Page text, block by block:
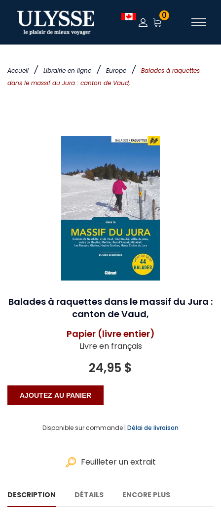
Accueil / Librairie en ligne / Europe /
Balades à raquettes
dans le massif du Jura : canton de Vaud,
0
Balades à raquettes dans le massif du Jura :
canton de Vaud,
Papier (livre entier)
Livre en français
24,95 $
Disponible sur commande | Délai de livraison
Feuilleter un extrait
DESCRIPTION DÉTAILS ENCORE PLUS